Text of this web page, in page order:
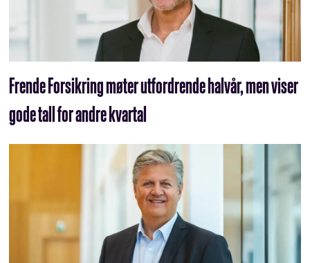
Frende Forsikring møter utfordrende halvår, men viser
gode tall for andre kvartal